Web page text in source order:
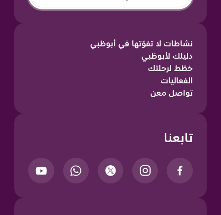
نشاطات لا تفوّتها في أبوظبي
دليلك لأبوظبي
خطّط لرحلتك
الفعاليات
تواصل معن
تابعنا